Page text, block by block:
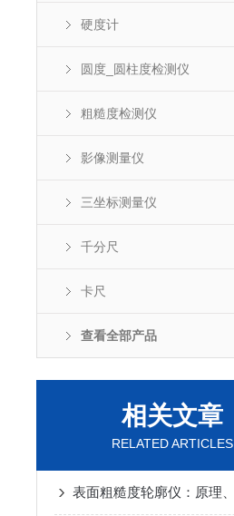
硬度计
圆度_圆柱度检测仪
粗糙度检测仪
影像测量仪
三坐标测量仪
千分尺
卡尺
查看全部产品
相关文章
RELATED ARTICLES